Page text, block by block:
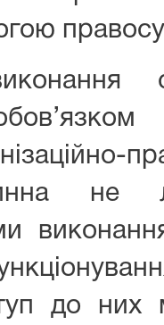
не
до них